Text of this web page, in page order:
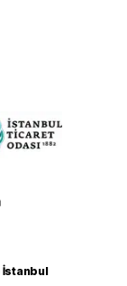
İstanbul